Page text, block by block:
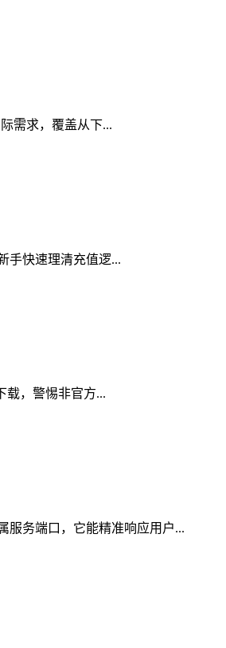
需求，覆盖从下...
手快速理清充值逻...
载，警惕非官方...
服务端口，它能精准响应用户...